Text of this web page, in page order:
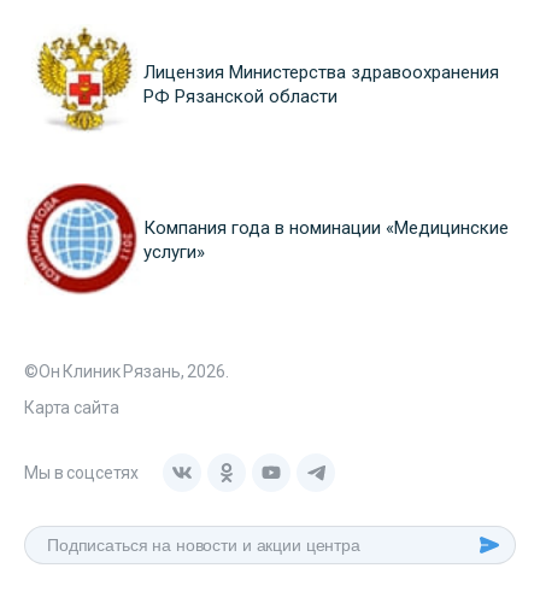
Лицензия Министерства здравоохранения
РФ Рязанской области
Компания года в номинации «Медицинские
услуги»
©Он Клиник Рязань, 2026.
Карта сайта
Мы в соцсетях